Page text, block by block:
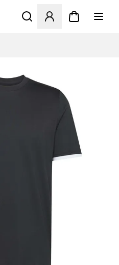
Åbner en Modal til at